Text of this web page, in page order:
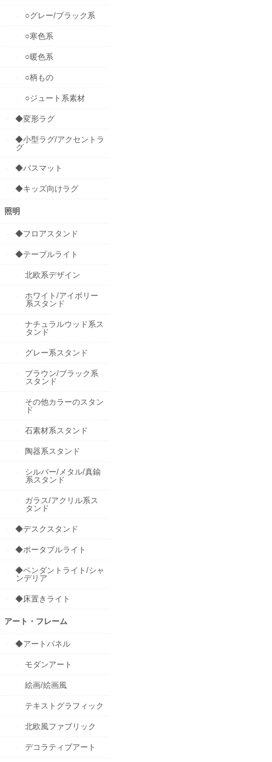
○グレー/ブラック系
○寒色系
○暖色系
○柄もの
○ジュート系素材
◆変形ラグ
◆小型ラグ/アクセントラ
グ
◆バスマット
◆キッズ向けラグ
照明
◆フロアスタンド
◆テーブルライト
北欧系デザイン
ホワイト/アイボリー
系スタンド
ナチュラルウッド系ス
タンド
グレー系スタンド
ブラウン/ブラック系
スタンド
その他カラーのスタン
ド
石素材系スタンド
陶器系スタンド
シルバー/メタル/真鍮
系スタンド
ガラス/アクリル系ス
タンド
◆デスクスタンド
◆ポータブルライト
◆ペンダントライト/シャ
ンデリア
◆床置きライト
アート・フレーム
◆アートパネル
モダンアート
絵画/絵画風
テキストグラフィック
北欧風ファブリック
デコラティブアート